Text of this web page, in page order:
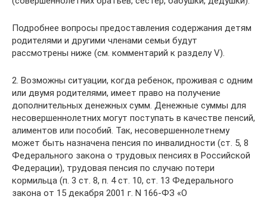
Подробнее вопросы предоставления содержания детям
родителями и другими членами семьи будут
рассмотрены ниже (см. комментарий к разделу V).
2. Возможны ситуации, когда ребенок, проживая с одним
или двумя родителями, имеет право на получение
дополнительных денежных сумм. Денежные суммы для
несовершеннолетних могут поступать в качестве пенсий,
алиментов или пособий. Так, несовершеннолетнему
может быть назначена пенсия по инвалидности (ст. 5, 8
Федерального закона о трудовых пенсиях в Российской
Федерации), трудовая пенсия по случаю потери
кормильца (п. 3 ст. 8, п. 4 ст. 10, ст. 13 Федерального
закона от 15 декабря 2001 г. N 166-ФЗ «О